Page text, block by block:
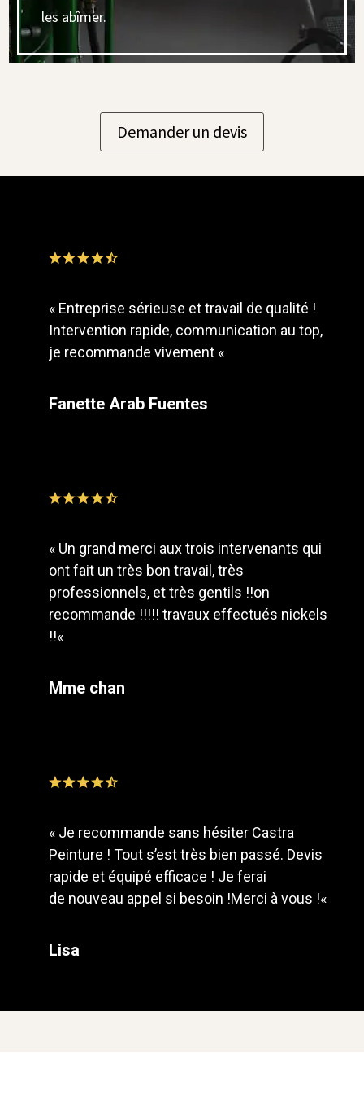
les abîmer.
Demander un devis
« Entreprise sérieuse et travail de qualité !
Intervention rapide, communication au top,
je recommande vivement «
Fanette Arab Fuentes
« Un grand merci aux trois intervenants qui
ont fait un très bon travail, très
professionnels, et très gentils !!on
recommande !!!!! travaux effectués nickels
!!«
Mme chan
« Je recommande sans hésiter Castra
Peinture ! Tout s’est très bien passé. Devis
rapide et équipé efficace ! Je ferai
de nouveau appel si besoin !Merci à vous !«
Lisa